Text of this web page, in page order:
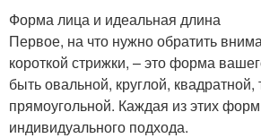
Форма лица и идеальная длина
Первое, на что нужно обратить
короткой стрижки, – это форма
быть овальной, круглой, квадратной,
прямоугольной. Каждая из этих форм
индивидуального подхода.